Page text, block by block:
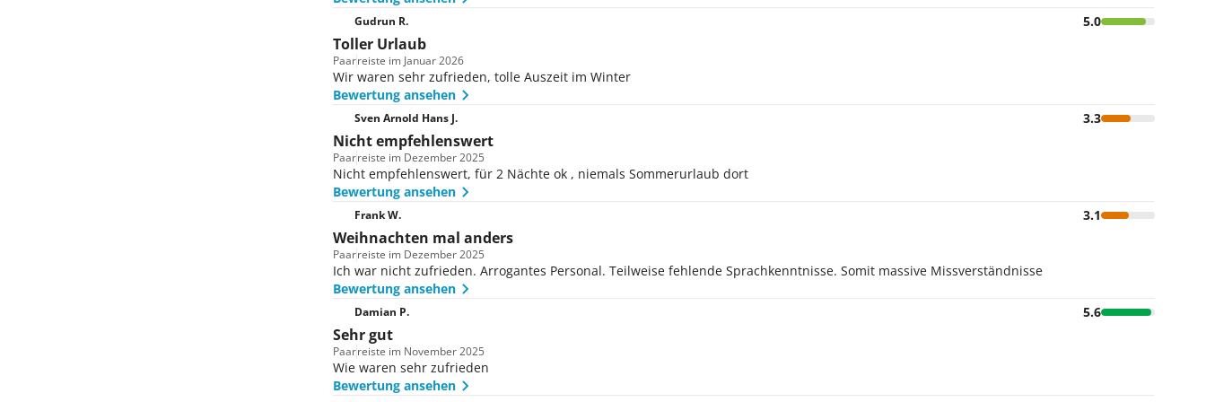
Gudrun R. 5.0
Toller Urlaub
Paarreiste im Januar 2026
Wir waren sehr zufrieden, tolle Auszeit im Winter
Bewertung ansehen
Sven Arnold Hans J. 3.3
Nicht empfehlenswert
Paarreiste im Dezember 2025
Nicht empfehlenswert, für 2 Nächte ok , niemals Sommerurlaub dort
Bewertung ansehen
Frank W. 3.1
Weihnachten mal anders
Paarreiste im Dezember 2025
Ich war nicht zufrieden. Arrogantes Personal. Teilweise fehlende Sprachkenntnisse. Somit massive Missverständnisse
Bewertung ansehen
Damian P. 5.6
Sehr gut
Paarreiste im November 2025
Wie waren sehr zufrieden
Bewertung ansehen